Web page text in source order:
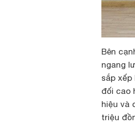
Bên
ngang
sắp
đối cao
hiệu và
triệu